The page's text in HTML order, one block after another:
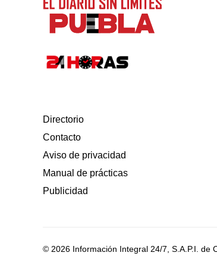
Directorio
Contacto
Aviso de privacidad
Manual de prácticas
Publicidad
© 2026 Información Integral 24/7, S.A.P.I. de